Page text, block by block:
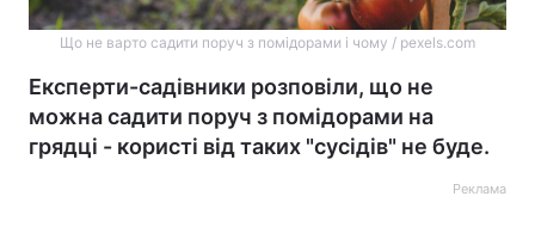
Що не варто садити поруч з помідорами і чому / pexels.com
Експерти-садівники розповіли, що не
можна садити поруч з помідорами на
грядці - користі від таких "сусідів" не буде.
Реклама